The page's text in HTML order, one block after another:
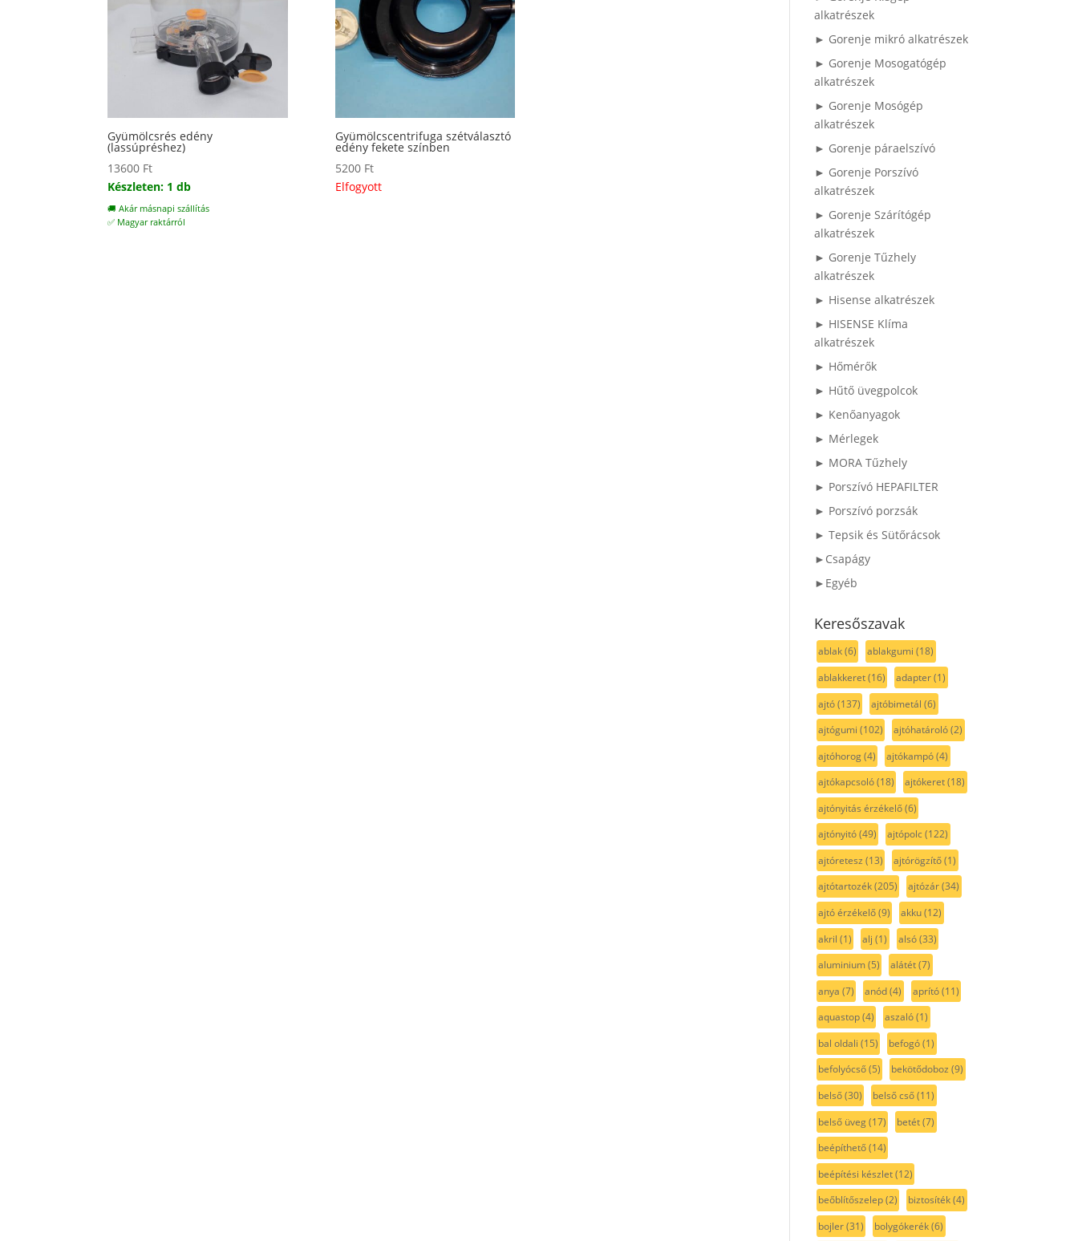
Gyümölcsrés edény
(lassúpréshez)
13600 Ft
Készleten: 1 db
🚚 Akár másnapi szállítás
✅ Magyar raktárról
Gyümölcscentrifuga szétválasztó
edény fekete színben
5200 Ft
Elfogyott
alkatrészek
► Gorenje mikró alkatrészek
► Gorenje Mosogatógép
alkatrészek
► Gorenje Mosógép
alkatrészek
► Gorenje páraelszívó
► Gorenje Porszívó
alkatrészek
► Gorenje Szárítógép
alkatrészek
► Gorenje Tűzhely
alkatrészek
► Hisense alkatrészek
► HISENSE Klíma
alkatrészek
► Hőmérők
► Hűtő üvegpolcok
► Kenőanyagok
► Mérlegek
► MORA Tűzhely
► Porszívó HEPAFILTER
► Porszívó porzsák
► Tepsik és Sütőrácsok
►Csapágy
►Egyéb
Keresőszavak
ablak(6) ablakgumi (18)
ablakkeret(16) adapter(1)
ajtó(137) ajtóbimetál (6)
ajtógumi (102) ajtóhatároló(2)
ajtóhorog(4) ajtókampó(4)
ajtókapcsoló(18) ajtókeret(18)
ajtónyitás érzékelő(6)
ajtónyitó(49) ajtópolc(122)
ajtóretesz (13) ajtórögzítő(1)
ajtótartozék(205) ajtózár(34)
ajtó érzékelő(9) akku(12)
akril (1) alj (1) alsó(33)
aluminium(5) alátét(7)
anya (7) anód(4) aprító(11)
aquastop(4) aszaló(1)
bal oldali (15) befogó(1)
befolyócső(5) bekötődoboz (9)
belső(30) belső cső(11)
belső üveg(17) betét(7)
beépíthető(14)
beépítési készlet(12)
beőblítőszelep(2) biztosíték(4)
bojler(31) bolygókerék(6)